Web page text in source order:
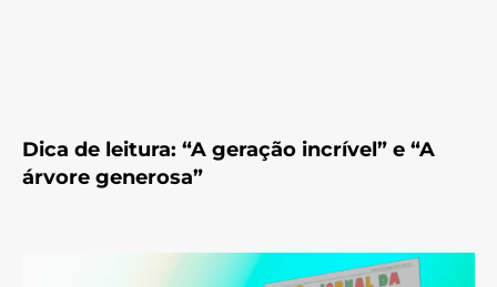
Dica de leitura: “A geração incrível” e “A
árvore generosa”